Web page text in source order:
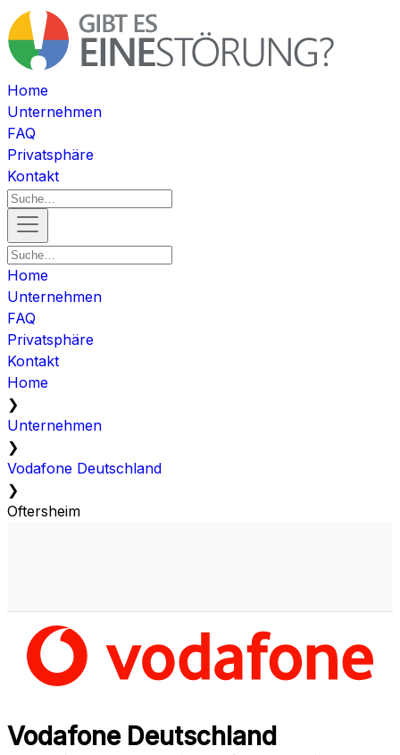
Home
Unternehmen
FAQ
Privatsphäre
Kontakt
Home
Unternehmen
FAQ
Privatsphäre
Kontakt
Home
❯
Unternehmen
❯
Vodafone Deutschland
❯
Oftersheim
Vodafone Deutschland